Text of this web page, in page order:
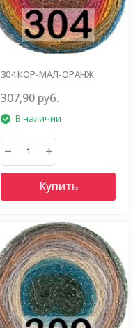
304 КОР-МАЛ-ОРАНЖ
307,90 руб.
В наличии
Купить